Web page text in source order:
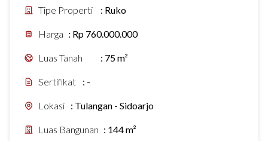
Tipe Properti : Ruko
Harga : Rp 760.000.000
Luas Tanah : 75 m²
Sertifikat : -
Lokasi : Tulangan - Sidoarjo
Luas Bangunan : 144 m²